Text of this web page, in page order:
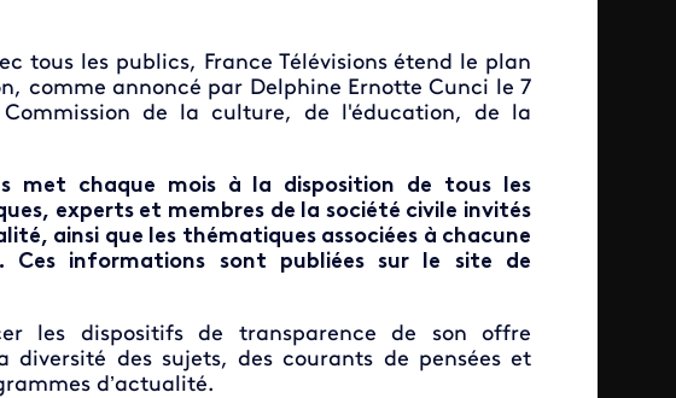
tous les publics, France Télévisions étend le plan
comme annoncé par Delphine Ernotte Cunci le 7
de la culture, de l'éducation, de la
met chaque mois à la disposition de tous les
experts et membres de la société civile invités
ainsi que les thématiques associées à chacune
Ces informations sont publiées sur le site de
les dispositifs de transparence de son offre
des sujets, des courants de pensées et
d’actualité.